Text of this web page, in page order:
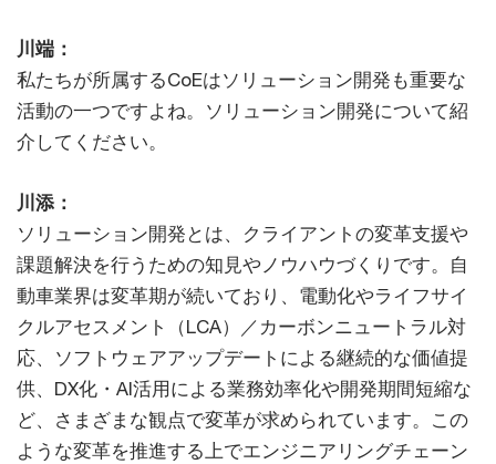
川端：
私たちが所属するCoEはソリューション開発も重要な
活動の一つですよね。ソリューション開発について紹
介してください。
川添：
ソリューション開発とは、クライアントの変革支援や
課題解決を行うための知見やノウハウづくりです。自
動車業界は変革期が続いており、電動化やライフサイ
クルアセスメント（LCA）／カーボンニュートラル対
応、ソフトウェアアップデートによる継続的な価値提
供、DX化・AI活用による業務効率化や開発期間短縮な
ど、さまざまな観点で変革が求められています。この
ような変革を推進する上でエンジニアリングチェーン